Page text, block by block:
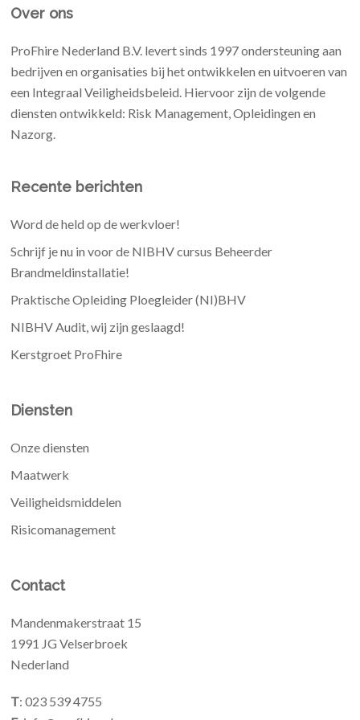
Over ons
ProFhire Nederland B.V. levert sinds 1997 ondersteuning aan
bedrijven en organisaties bij het ontwikkelen en uitvoeren van
een Integraal Veiligheidsbeleid. Hiervoor zijn de volgende
diensten ontwikkeld: Risk Management, Opleidingen en
Nazorg.
Recente berichten
Word de held op de werkvloer!
Schrijf je nu in voor de NIBHV cursus Beheerder
Brandmeldinstallatie!
Praktische Opleiding Ploegleider (NI)BHV
NIBHV Audit, wij zijn geslaagd!
Kerstgroet ProFhire
Diensten
Onze diensten
Maatwerk
Veiligheidsmiddelen
Risicomanagement
Contact
Mandenmakerstraat 15
1991 JG Velserbroek
Nederland
T: 023 539 4755